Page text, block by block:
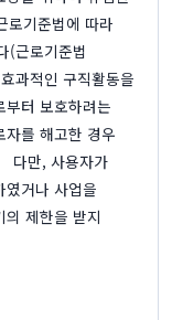
로기준법에 따라
(근로기준법
과적인 구직활동을
터 보호하려는
를 해고한 경우
만, 사용자가
였거나 사업을
제한을 받지